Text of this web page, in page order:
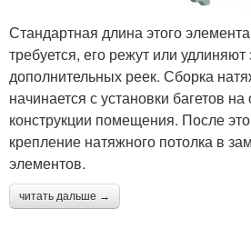
Стандартная длина этого
требуется, его режут или удлиняют
дополнительных реек. Сборка
начинается с установки багетов
конструкции помещения. После
крепление натяжного потолка в
элементов.
читать дальше →